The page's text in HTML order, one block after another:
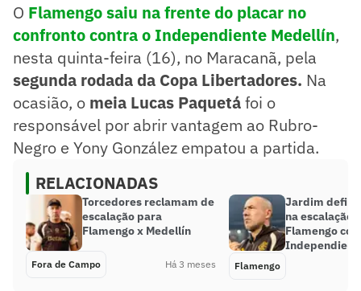
O Flamengo saiu na frente do placar no
confronto contra o Independiente Medellín,
nesta quinta-feira (16), no Maracanã, pela
segunda rodada da Copa Libertadores. Na
ocasião, o meia Lucas Paquetáfoi o
responsável por abrir vantagem ao Rubro-
Negro e Yony González empatou a partida.
RELACIONADAS
Torcedores reclamam de
escalação para
Flamengo x Medellín
Fora de Campo Há 3 meses
Jardim
na escalação
Flamengo
Flamengo